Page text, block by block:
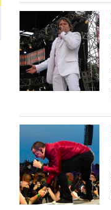
Fanoušek versus
fanatik.
Agresivní
obdivovatelé
Johna Lennona,
Justina Biebera,
Rihanny a